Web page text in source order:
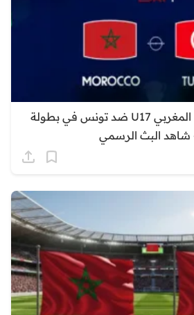
موعد مباراة المنتخب المغربي U17 ضد تونس في بطولة